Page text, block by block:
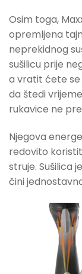
Osim toga,
opremljena
neprekidnog
sušilicu prije
a vratit ćete se
da štedi
rukavice ne
Njegova
redovito
struje. Sušilica
čini